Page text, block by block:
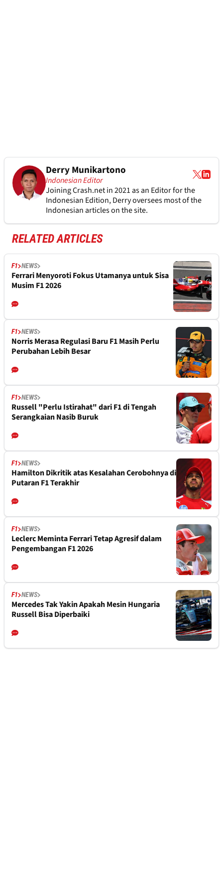
Derry Munikartono
Indonesian Editor
Joining Crash.net in 2021 as an Editor for the
Indonesian Edition, Derry oversees most of the
Indonesian articles on the site.
RELATED ARTICLES
F1 NEWS
Ferrari Menyoroti Fokus Utamanya untuk Sisa
Musim F1 2026
F1 NEWS
Norris Merasa Regulasi Baru F1 Masih Perlu
Perubahan Lebih Besar
F1 NEWS
Russell "Perlu Istirahat" dari F1 di Tengah
Serangkaian Nasib Buruk
F1 NEWS
Hamilton Dikritik atas Kesalahan Cerobohnya di
Putaran F1 Terakhir
F1 NEWS
Leclerc Meminta Ferrari Tetap Agresif dalam
Pengembangan F1 2026
F1 NEWS
Mercedes Tak Yakin Apakah Mesin Hungaria
Russell Bisa Diperbaiki